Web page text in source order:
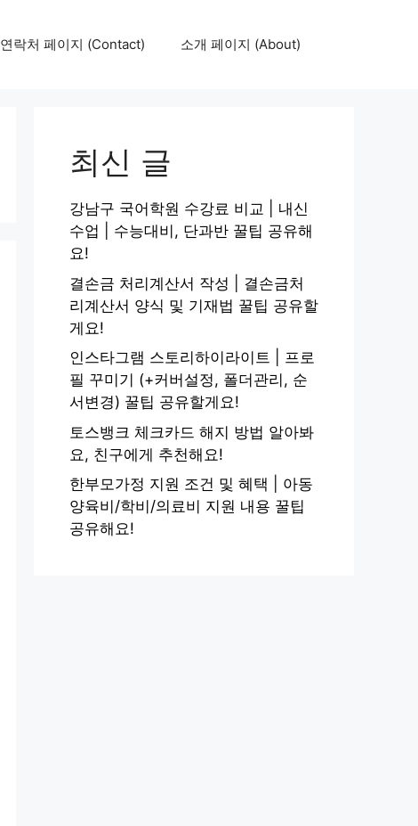
연락처 페이지 (Contact) 소개 페이지 (About)
최신 글
강남구 국어학원 수강료 비교 | 내신
수업 | 수능대비, 단과반 꿀팁 공유해
요!
결손금 처리계산서 작성 | 결손금처
리계산서 양식 및 기재법 꿀팁 공유할
게요!
인스타그램 스토리하이라이트 | 프로
필 꾸미기 (+커버설정, 폴더관리, 순
서변경) 꿀팁 공유할게요!
토스뱅크 체크카드 해지 방법 알아봐
요, 친구에게 추천해요!
한부모가정 지원 조건 및 혜택 | 아동
양육비/학비/의료비 지원 내용 꿀팁
공유해요!